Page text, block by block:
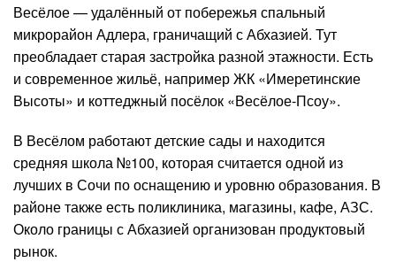
Весёлое — удалённый от побережья спальный
микрорайон Адлера, граничащий с Абхазией. Тут
преобладает старая застройка разной этажности. Есть
и современное жильё, например ЖК «Имеретинские
Высоты» и коттеджный посёлок «Весёлое-Псоу».
В Весёлом работают детские сады и находится
средняя школа №100, которая считается одной из
лучших в Сочи по оснащению и уровню образования. В
районе также есть поликлиника, магазины, кафе, АЗС.
Около границы с Абхазией организован продуктовый
рынок.